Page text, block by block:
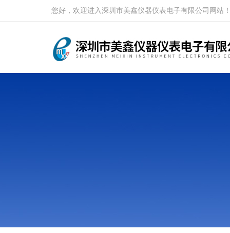
您好，欢迎进入深圳市美鑫仪器仪表电子有限公司网站